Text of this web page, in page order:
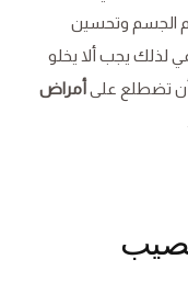
الجسم وتحسين
لذلك يجب ألا يخلو
أن تضطلع علىأمراض
تصيب